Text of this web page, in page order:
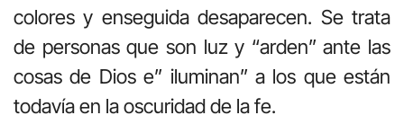
colores y enseguida desaparecen. Se trata
de personas que son luz y “arden” ante las
cosas de Dios e” iluminan” a los que están
todavía en la oscuridad de la fe.